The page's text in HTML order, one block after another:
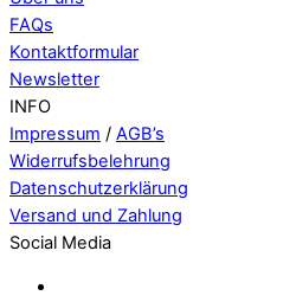
FAQs
Kontaktformular
Newsletter
INFO
Impressum / AGB’s
Widerrufsbelehrung
Datenschutzerklärung
Versand und Zahlung
Social Media